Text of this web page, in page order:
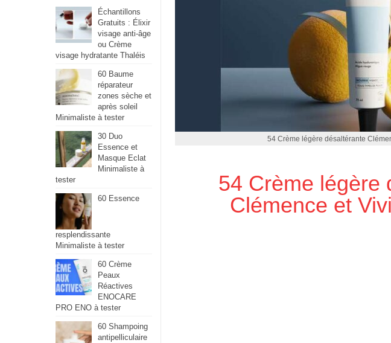
54 Crème légère désaltérante
54 Crème légère
Clémence et
Échantillons
Gratuits : Élixir
visage anti-âge
ou Crème
visage hydratante Thaléis
60 Baume
réparateur
zones sèche et
après soleil
Minimaliste à tester
30 Duo
Essence et
Masque Eclat
Minimaliste à
tester
60 Essence
resplendissante
Minimaliste à tester
60 Crème
Peaux
Réactives
ENOCARE
PRO ENO à tester
60 Shampoing
antipelliculaire